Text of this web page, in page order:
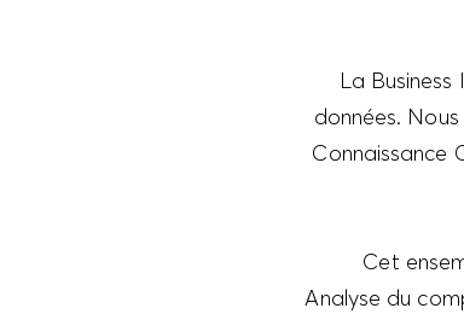
La
données.
Connaissance
Cet
Analyse du